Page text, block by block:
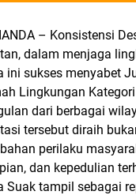
– Konsistensi
dalam menjaga
ini sukses menyabet
Lingkungan
dari berbagai
tersebut diraih
perilaku
dan kepedulian
Suak tampil sebagai